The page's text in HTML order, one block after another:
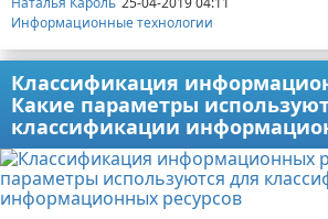
Информационные технологии
Классификация
Какие параметры
классификации